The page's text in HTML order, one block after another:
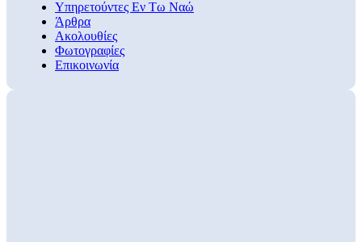
Υπηρετούντες Εν Τω Ναώ
Άρθρα
Ακολουθίες
Φωτογραφίες
Επικοινωνία